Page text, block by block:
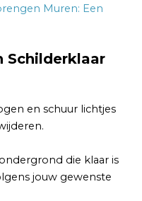
Muren: Een
Schilderklaar
en schuur lichtjes
die klaar is
jouw gewenste